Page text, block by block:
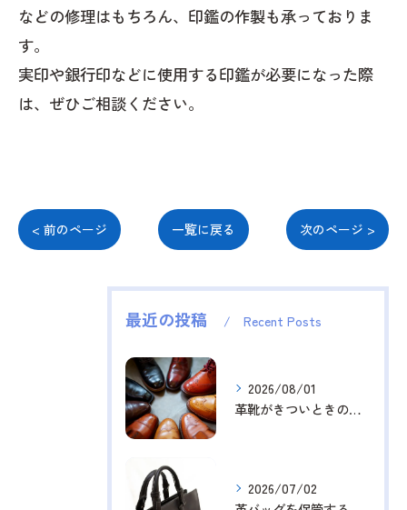
などの修理はもちろん、印鑑の作製も承っておりま
す。
実印や銀行印などに使用する印鑑が必要になった際
は、ぜひご相談ください。
< 前のページ 一覧に戻る 次のページ >
最近の投稿 Recent Posts
2026/08/01
革靴がきついときの対処法
2026/07/02